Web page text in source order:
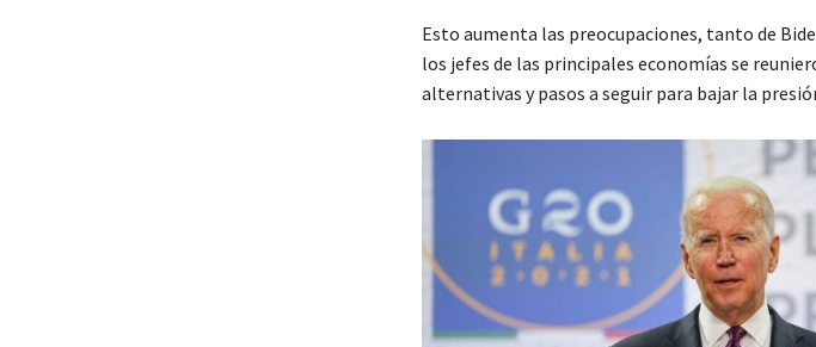
Esto aumenta las preocupaciones, tanto de
los jefes de las principales economías se
alternativas y pasos a seguir para bajar la